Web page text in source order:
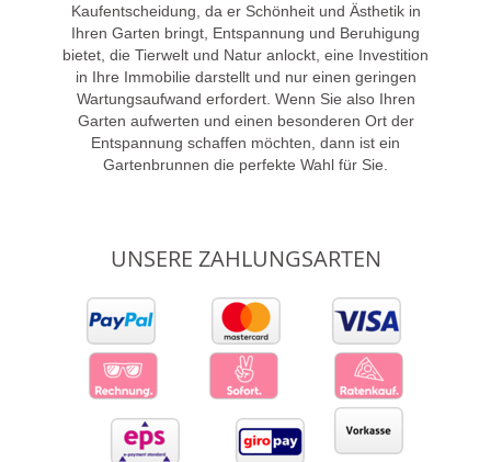
Kaufentscheidung, da er Schönheit und Ästhetik in
Ihren Garten bringt, Entspannung und Beruhigung
bietet, die Tierwelt und Natur anlockt, eine Investition
in Ihre Immobilie darstellt und nur einen geringen
Wartungsaufwand erfordert. Wenn Sie also Ihren
Garten aufwerten und einen besonderen Ort der
Entspannung schaffen möchten, dann ist ein
Gartenbrunnen die perfekte Wahl für Sie.
UNSERE ZAHLUNGSARTEN